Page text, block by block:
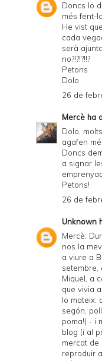
Doncs lo
més fent-
He vist
cada
serà
no?!?!?!!?
Petons
Dolo
26 de
Mercè ha
Dolo,
agafen
Doncs
a signar
Petons!
26 de
Unknown
Mercè:
nos la
a viure a
setembre,
Miquel, a
que vivia
lo mateix:
segón,
poma!) - i
blog (i al
mercat de
reproduir